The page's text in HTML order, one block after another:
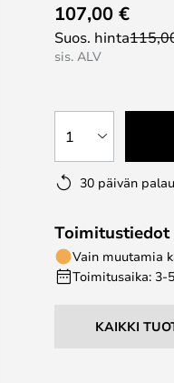
107,00 €
Suos. hinta
sis. ALV
1
30 päivän
Toimitustiedot
Vain muutamia
Toimitusaika: 3-
KAIKKI